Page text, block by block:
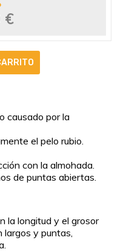
€
causado por la
el pelo rubio.
con la almohada.
de puntas abiertas.
la longitud y el grosor
largos y puntas,